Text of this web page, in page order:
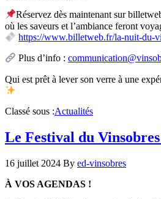
Réservez dès maintenant sur
où les saveurs et l’ambiance feront
https://www.billetweb.fr/la-nuit-du-
Plus d’info :
Qui est prêt à lever son verre à une
Classé sous :Actualités
Le Festival du
16 juillet 2024 By ed-vinsobres
À VOS AGENDAS !